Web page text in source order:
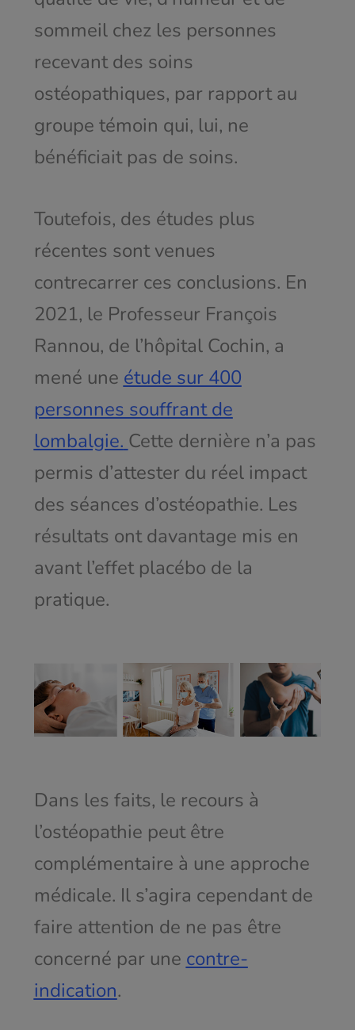
sommeil chez les personnes
recevant des soins
ostéopathiques, par rapport au
groupe témoin qui, lui, ne
bénéficiait pas de soins.
Toutefois, des études plus
récentes sont venues
contrecarrer ces conclusions. En
2021, le Professeur François
Rannou, de l’hôpital Cochin, a
mené une étude sur 400
personnes souffrant de
lombalgie. Cette dernière n’a pas
permis d’attester du réel impact
des séances d’ostéopathie. Les
résultats ont davantage mis en
avant l’effet placébo de la
pratique.
Dans les faits, le recours à
l’ostéopathie peut être
complémentaire à une approche
médicale. Il s’agira cependant de
faire attention de ne pas être
concerné par une contre-
indication.